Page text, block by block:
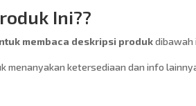
Ini??
membaca deskripsi produkdibawah
menanyakan ketersediaan dan info